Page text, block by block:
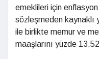
emeklileri için
sözleşmeden kaynaklı
ile birlikte memur ve
maaşlarını yüzde